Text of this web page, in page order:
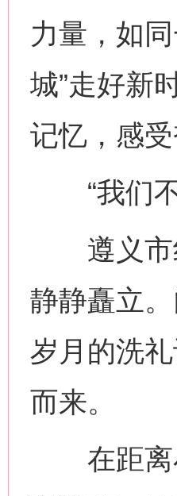
力量，如
城”走好新
记忆，感受
“我们不
遵义市红
静静矗立
岁月的洗
而来。
在距离小